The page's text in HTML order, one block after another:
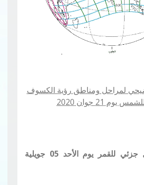
لمراحل ومناطق رؤية الكسوف
يوم 21 جوان 2020
للقمر يوم الأحد 05جويلية